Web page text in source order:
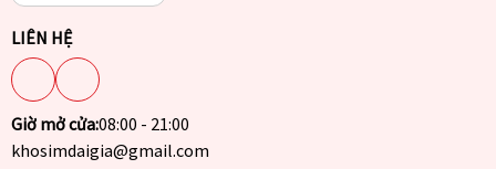
LIÊN HỆ
Giờ mở cửa:08:00 - 21:00
khosimdaigia@gmail.com